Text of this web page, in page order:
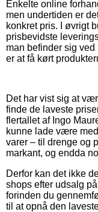
Enkelte online
men undertiden er
konkret pris. I øvrigt
prisbevidste
man befinder sig
er at få kørt
Det har vist sig at
finde de laveste
flertallet af Ingo
kunne lade være
varer – til drenge og
markant, og endda
Derfor kan det ikke
shops efter udsalg
forinden du
til at opnå den